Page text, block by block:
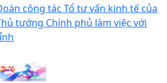
công tác Tổ tư vấn kinh tế của
tướng Chính phủ làm việc với